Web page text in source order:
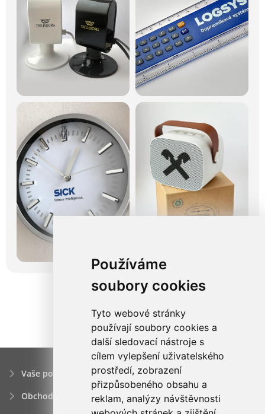
Používáme
soubory cookies
Tyto webové stránky
používají soubory cookies a
další sledovací nástroje s
cílem vylepšení uživatelského
prostředí, zobrazení
přizpůsobeného obsahu a
reklam, analýzy návštěvnosti
Vaše poptávka
Obchodní podmínky